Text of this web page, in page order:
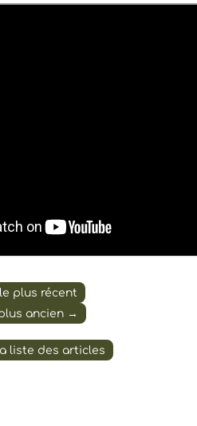
plus récent
ancien →
liste des articles